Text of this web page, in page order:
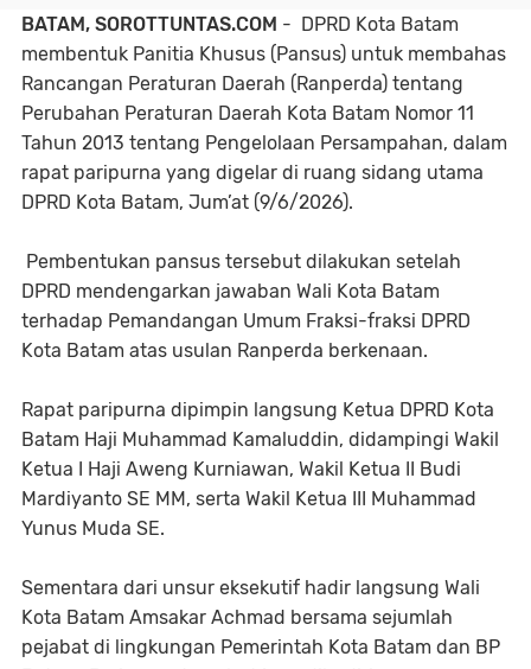
BATAM, SOROTTUNTAS.COM - DPRD Kota Batam
membentuk Panitia Khusus (Pansus) untuk membahas
Rancangan Peraturan Daerah (Ranperda) tentang
Perubahan Peraturan Daerah Kota Batam Nomor 11
Tahun 2013 tentang Pengelolaan Persampahan, dalam
rapat paripurna yang digelar di ruang sidang utama
DPRD Kota Batam, Jum’at (9/6/2026).
Pembentukan pansus tersebut dilakukan setelah
DPRD mendengarkan jawaban Wali Kota Batam
terhadap Pemandangan Umum Fraksi-fraksi DPRD
Kota Batam atas usulan Ranperda berkenaan.
Rapat paripurna dipimpin langsung Ketua DPRD Kota
Batam Haji Muhammad Kamaluddin, didampingi Wakil
Ketua I Haji Aweng Kurniawan, Wakil Ketua II Budi
Mardiyanto SE MM, serta Wakil Ketua III Muhammad
Yunus Muda SE.
Sementara dari unsur eksekutif hadir langsung Wali
Kota Batam Amsakar Achmad bersama sejumlah
pejabat di lingkungan Pemerintah Kota Batam dan BP